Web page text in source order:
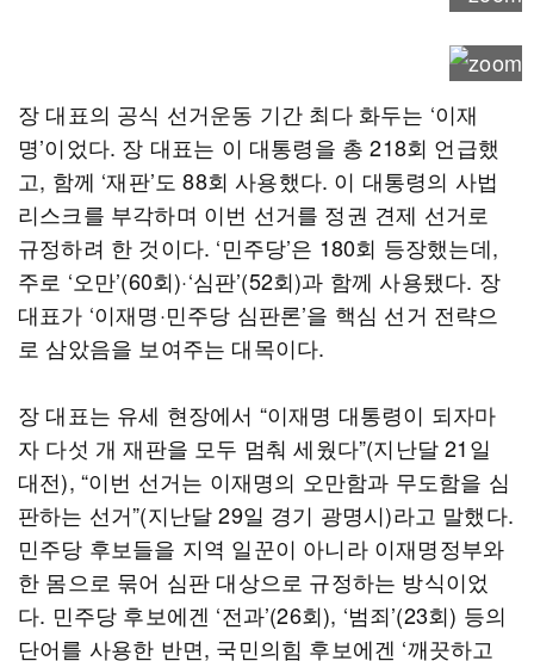
장 대표의 공식 선거운동 기간 최다 화두는 ‘이재
명’이었다. 장 대표는 이 대통령을 총 218회 언급했
고, 함께 ‘재판’도 88회 사용했다. 이 대통령의 사법
리스크를 부각하며 이번 선거를 정권 견제 선거로
규정하려 한 것이다. ‘민주당’은 180회 등장했는데,
주로 ‘오만’(60회)·‘심판’(52회)과 함께 사용됐다. 장
대표가 ‘이재명·민주당 심판론’을 핵심 선거 전략으
로 삼았음을 보여주는 대목이다.
장 대표는 유세 현장에서 “이재명 대통령이 되자마
자 다섯 개 재판을 모두 멈춰 세웠다”(지난달 21일
대전), “이번 선거는 이재명의 오만함과 무도함을 심
판하는 선거”(지난달 29일 경기 광명시)라고 말했다.
민주당 후보들을 지역 일꾼이 아니라 이재명정부와
한 몸으로 묶어 심판 대상으로 규정하는 방식이었
다. 민주당 후보에겐 ‘전과’(26회), ‘범죄’(23회) 등의
단어를 사용한 반면, 국민의힘 후보에겐 ‘깨끗하고